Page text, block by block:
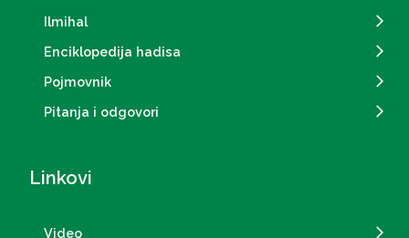
Ilmihal
Enciklopedija hadisa
Pojmovnik
Pitanja i odgovori
Linkovi
Video